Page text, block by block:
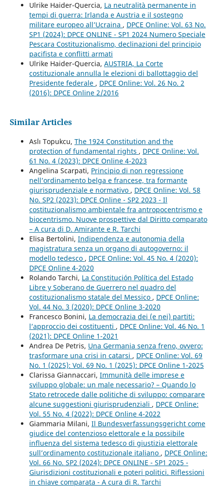
Ulrike Haider-Quercia, La neutralità permanente in
tempi di guerra: Irlanda e Austria e il sostegno
militare europeo all’Ucraina , DPCE Online: Vol. 63 No.
SP1 (2024): DPCE ONLINE - SP1 2024 Numero Speciale
Pescara Costituzionalismo, declinazioni del principio
pacifista e conflitti armati
Ulrike Haider-Quercia, AUSTRIA, La Corte
costituzionale annulla le elezioni di ballottaggio del
Presidente federale , DPCE Online: Vol. 26 No. 2
(2016): DPCE Online 2/2016
Similar Articles
Aslı Topukcu, The 1924 Constitution and the
protection of fundamental rights , DPCE Online: Vol.
61 No. 4 (2023): DPCE Online 4-2023
Angelina Scarpati, Principio di non regressione
nell’ordinamento belga e francese, tra formante
giurisprudenziale e normativo , DPCE Online: Vol. 58
No. SP2 (2023): DPCE Online - SP2 2023 - Il
costituzionalismo ambientale fra antropocentrismo e
biocentrismo. Nuove prospettive dal Diritto comparato
– A cura di D. Amirante e R. Tarchi
Elisa Bertolini, Indipendenza e autonomia della
magistratura senza un organo di autogoverno: il
modello tedesco , DPCE Online: Vol. 45 No. 4 (2020):
DPCE Online 4-2020
Rolando Tarchi, La Constitución Política del Estado
Libre y Soberano de Guerrero nel quadro del
costituzionalismo statale del Messico , DPCE Online:
Vol. 44 No. 3 (2020): DPCE Online 3-2020
Francesco Bonini, La democrazia dei (e nei) partiti:
l’approccio dei costituenti , DPCE Online: Vol. 46 No. 1
(2021): DPCE Online 1-2021
Andrea De Petris, Una Germania senza freno, ovvero:
trasformare una crisi in catarsi , DPCE Online: Vol. 69
No. 1 (2025): Vol. 69 No. 1 (2025): DPCE Online 1-2025
Clarissa Giannaccari, Immunità delle imprese e
sviluppo globale: un male necessario? – Quando lo
Stato retrocede dalle politiche di sviluppo: comparare
alcune suggestioni giurisprudenziali , DPCE Online:
Vol. 55 No. 4 (2022): DPCE Online 4-2022
Giammaria Milani, Il Bundesverfassungsgericht come
giudice del contenzioso elettorale e la possibile
influenza del sistema tedesco di giustizia elettorale
sull’ordinamento costituzionale italiano , DPCE Online:
Vol. 66 No. SP2 (2024): DPCE ONLINE - SP1 2025 -
Giurisdizioni costituzionali e poteri politici. Riflessioni
in chiave comparata - A cura di R. Tarchi